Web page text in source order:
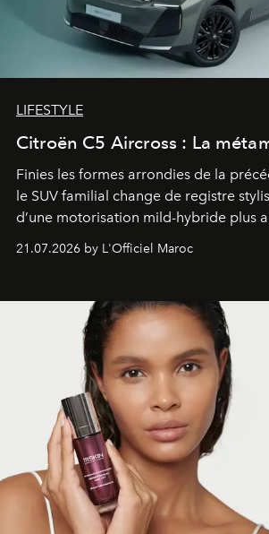
LIFESTYLE
Citroën C5 Aircross : La
Finies les formes arrondies de la
le SUV familial change de registre
d’une motorisation mild-hybride plus
économe. à n’en pas douter, le
gagné en maturité.
21.07.2026 by L'Officiel Maroc